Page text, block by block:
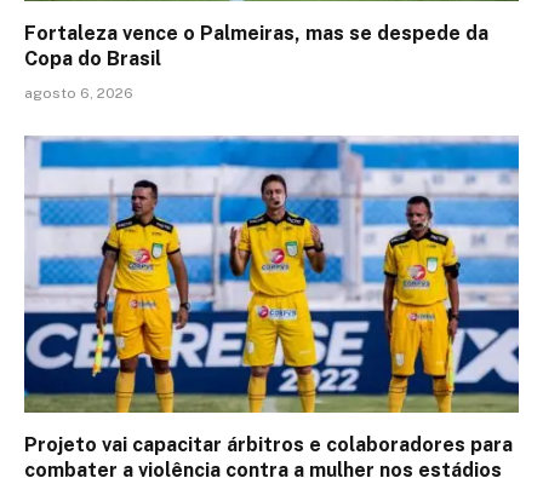
Fortaleza vence o Palmeiras, mas se despede da
Copa do Brasil
agosto 6, 2026
Projeto vai capacitar árbitros e colaboradores para
combater a violência contra a mulher nos estádios